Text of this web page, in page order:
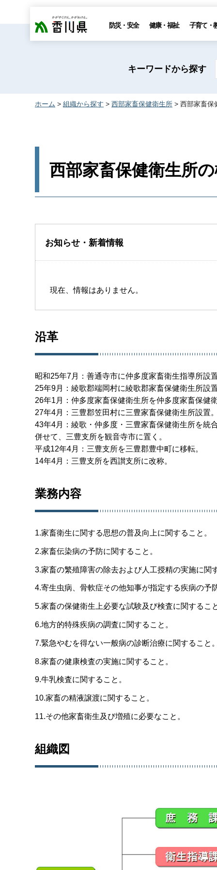
香川県 防災・安全 健康・福祉 子育て・
キーワードから探す
ホーム > 組織から探す > 西部家畜保健衛生所 > 西部家畜保
西部家畜保健衛生所
お知らせ・新着情報
現在、情報はありません。
沿革
昭和25年7月：善通寺市に仲多度家畜衛生指導所設
25年9月：綾歌郡端岡村に綾歌郡家畜保健衛生所設
26年1月：仲多度家畜保健衛生所を仲多度家畜保健
27年4月：三豊郡笠田村に三豊家畜保健衛生所設置
43年4月：綾歌・仲多度・三豊家畜保健衛生所を統
併せて、三豊支所を観音寺市に置く。
平成12年4月：三豊支所を三豊郡豊中町に移転。
14年4月：三豊支所を西讃支所に改称。
業務内容
1.家畜衛生に関する思想の普及向上に関すること。
2.家畜伝染病の予防に関すること。
3.家畜の繁殖障害の除去および人工授精の実施に関
4.寄生虫病、骨軟症その他知事が指定する疾病の予
5.家畜の保健衛生上必要な試験及び検査に関するこ
6.地方的特殊疾病の調査に関すること。
7.緊急やむを得ない一般病の診断治療に関すること
8.家畜の健康検査の実施に関すること。
9.牛乳検査に関すること。
10.家畜の精液譲渡に関すること。
11.その他家畜衛生及び増殖に必要なこと。
組織図